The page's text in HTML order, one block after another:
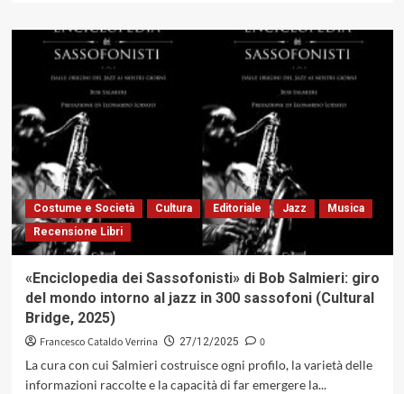
su
«Live
in
Finland
1961-
Helsinki
con
Coltrane
e
Costume e Società Cultura Editoriale Jazz
Musica
Recensione Libri
«Enciclopedia dei Sassofonisti» di Bob Salmieri: giro
del mondo intorno al jazz in 300 sassofoni (Cultural
Bridge, 2025)
Francesco Cataldo Verrina 27/12/2025
0
La cura con cui Salmieri costruisce ogni profilo, la varietà delle
informazioni raccolte e la capacità di far emergere la...